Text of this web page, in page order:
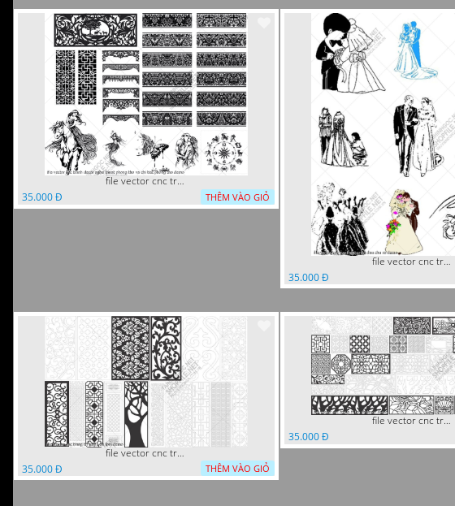
file vector cnc tranh decor nghe thuat phong tho va chi tiet phong tho
35.000 Đ
THÊM VÀO GIỎ
file vector cnc tranh decor co dau chu re
35.000 Đ
file vector cnc trang tri tranh du loai
35.000 Đ
THÊM VÀO GIỎ
file vector cnc trang tri tranh decor
35.000 Đ